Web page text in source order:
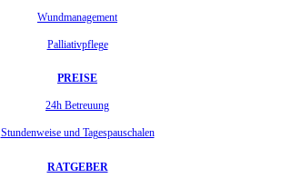
Wundmanagement
Palliativpflege
PREISE
24h Betreuung
Stundenweise und Tagespauschalen
RATGEBER